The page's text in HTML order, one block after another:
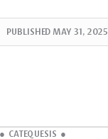
PUBLISHED MAY 31, 2025
CATEQUESIS